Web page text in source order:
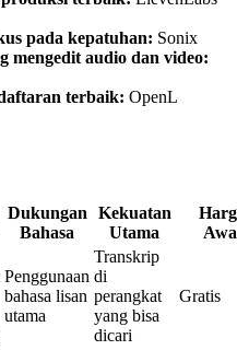
pada kepatuhan: Sonix
audio dan video:
terbaik: OpenL
Dukungan
Bahasa
Kekuatan
Utama
Penggunaan
bahasa lisan
utama
Transkrip
di
perangkat
yang bisa
dicari
Gratis